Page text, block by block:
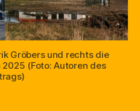
Gröbers und rechts die
(Foto: Autoren des